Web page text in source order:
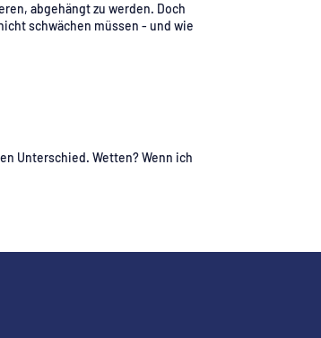
abgehängt zu werden. Doch
schwächen müssen - und wie
Unterschied. Wetten? Wenn ich